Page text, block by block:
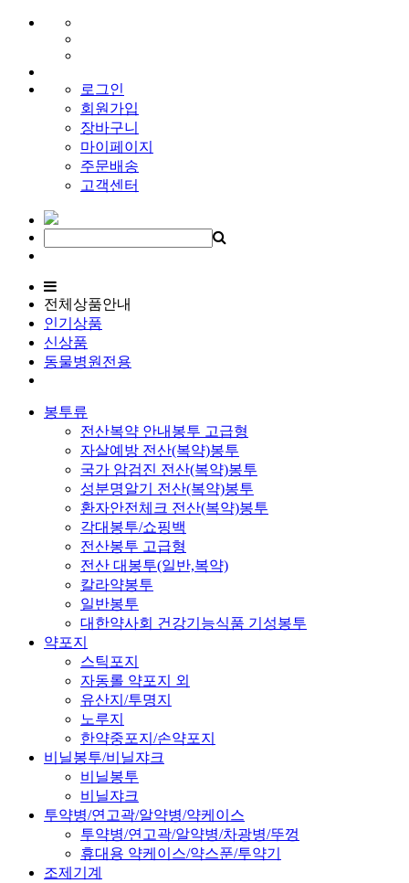
로그인
회원가입
장바구니
마이페이지
주문배송
고객센터
전체상품안내
인기상품
신상품
동물병원전용
봉투류
전산복약 안내봉투 고급형
자살예방 전산(복약)봉투
국가 암검진 전산(복약)봉투
성분명알기 전산(복약)봉투
환자안전체크 전산(복약)봉투
각대봉투/쇼핑백
전산봉투 고급형
전산 대봉투(일반,복약)
칼라약봉투
일반봉투
대한약사회 건강기능식품 기성봉투
약포지
스틱포지
자동롤 약포지 외
유산지/투명지
노루지
한약중포지/손약포지
비닐봉투/비닐쟈크
비닐봉투
비닐쟈크
투약병/연고곽/알약병/약케이스
투약병/연고곽/알약병/차광병/뚜껑
휴대용 약케이스/약스푼/투약기
조제기계